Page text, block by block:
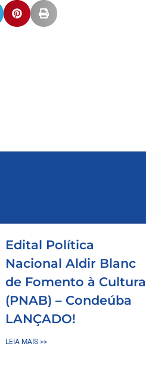
Edital Política
Nacional Aldir Blanc
de Fomento à Cultura
(PNAB) – Condeúba
LANÇADO!
LEIA MAIS >>